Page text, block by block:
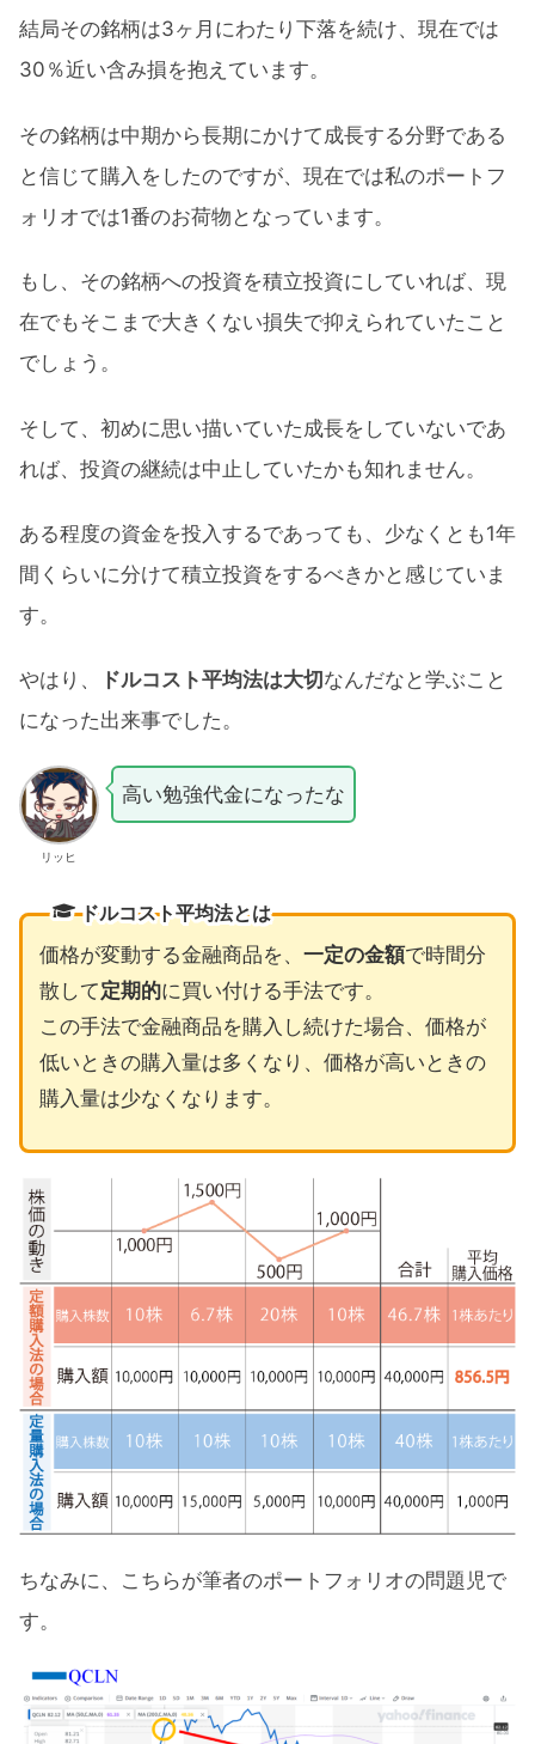
結局その銘柄は3ヶ月にわたり下落を続け、現在では
30％近い含み損を抱えています。
その銘柄は中期から長期にかけて成長する分野である
と信じて購入をしたのですが、現在では私のポートフ
ォリオでは1番のお荷物となっています。
もし、その銘柄への投資を積立投資にしていれば、現
在でもそこまで大きくない損失で抑えられていたこと
でしょう。
そして、初めに思い描いていた成長をしていないであ
れば、投資の継続は中止していたかも知れません。
ある程度の資金を投入するであっても、少なくとも1年
間くらいに分けて積立投資をするべきかと感じていま
す。
やはり、 ドルコスト平均法は大切 なんだなと学ぶこと
になった出来事でした。
リッヒ
高い勉強代金になったな
ドルコスト平均法とは
価格が変動する金融商品を、 一定の金額で時間分
散して定期的に買い付ける手法です。
この手法で金融商品を購入し続けた場合、価格が
低いときの購入量は多くなり、価格が高いときの
購入量は少なくなります。
ちなみに、こちらが筆者のポートフォリオの問題児で
す。